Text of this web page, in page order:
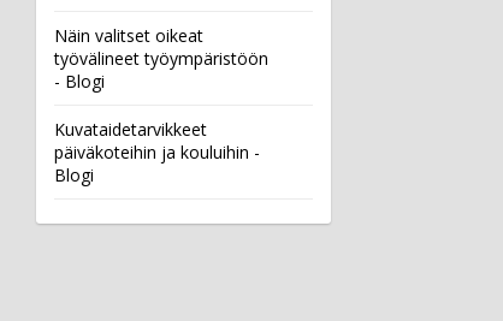
Näin valitset oikeat
työvälineet työympäristöön
- Blogi
Kuvataidetarvikkeet
päiväkoteihin ja kouluihin -
Blogi